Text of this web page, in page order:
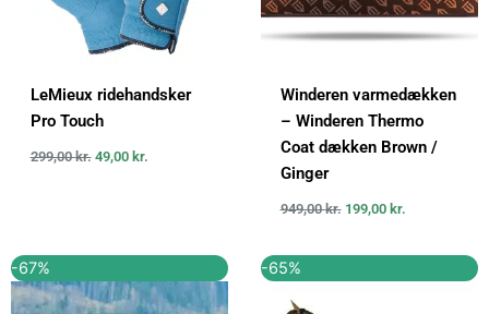
LeMieux ridehandsker
Pro Touch
299,00kr. 49,00 kr.
Winderen varmedækken
– Winderen Thermo
Coat dækken Brown /
Ginger
949,00kr. 199,00 kr.
-67%
oprindelige
pris
aktuelle
pris
-65%
oprindeligeaktuelle